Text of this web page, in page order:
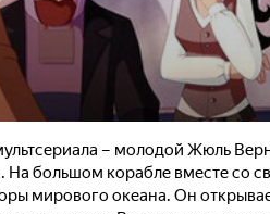
– молодой Жюль
На большом корабле вместе со
мирового океана. Он